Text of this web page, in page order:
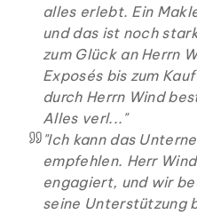
alles erlebt. Ein
und das ist noch
zum Glück an Herrn
Exposés bis zum
durch Herrn Wind
Alles verl... "
"Ich kann das
empfehlen. Herr
engagiert, und wir
seine Unterstützung